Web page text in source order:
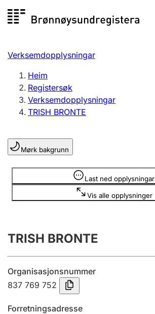
til
Registersøk
Aksjeselskap
Enkeltpersonføretak
Registrere, endre, slette
Lag og foreining
Registrere, endre, slette
Årsrekneskap
Innsending og forseinkingsgebyr
Tinglysing
Verksemdopplysningar
Heim
Registersøk
Verksemdopplysningar
TRISH BRONTE
Mørk bakgrunn
Last ned opplysningar
Vis alle opplysninger
Opplysninger er skjult
TRISH BRONTE
Organisasjonsnummer
837 769 752
Forretningsadresse